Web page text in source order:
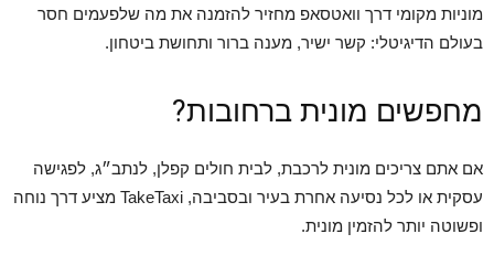
מוניות מקומי דרך וואטסאפ מחזיר להזמנה את מה שלפעמים חסר
בעולם הדיגיטלי: קשר ישיר, מענה ברור ותחושת ביטחון.
מחפשים מונית ברחובות?
אם אתם צריכים מונית לרכבת, לבית חולים קפלן, לנתב״ג, לפגישה
עסקית או לכל נסיעה אחרת בעיר ובסביבה, TakeTaxi מציע דרך נוחה
ופשוטה יותר להזמין מונית.